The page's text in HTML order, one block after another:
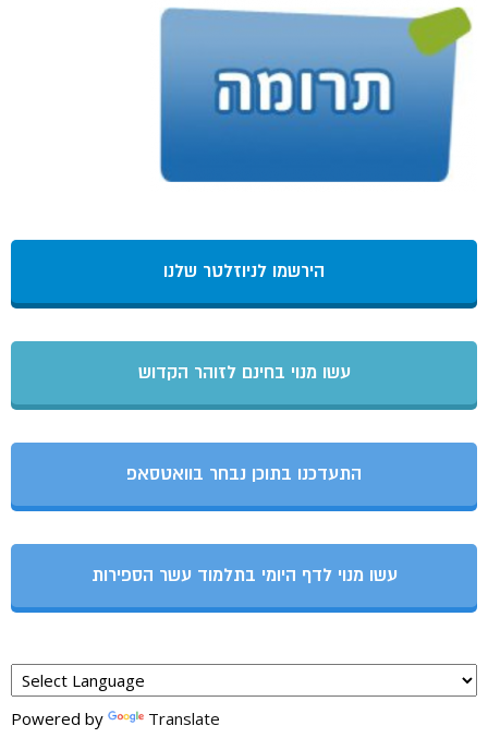
הירשמו לניוזלטר שלנו
עשו מנוי בחינם לזוהר הקדוש
התעדכנו בתוכן נבחר בוואטסאפ
עשו מנוי לדף היומי בתלמוד עשר הספירות
Powered by Translate